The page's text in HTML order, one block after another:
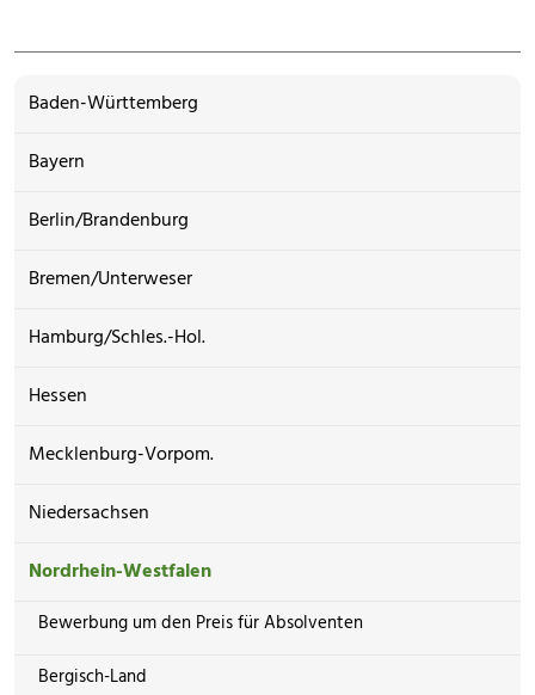
Baden-Württemberg
Bayern
Berlin/Brandenburg
Bremen/Unterweser
Hamburg/Schles.-Hol.
Hessen
Mecklenburg-Vorpom.
Niedersachsen
Nordrhein-Westfalen
Bewerbung um den Preis für Absolventen
Bergisch-Land